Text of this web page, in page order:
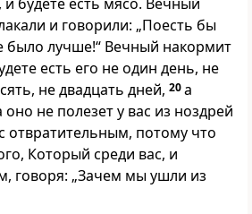
и говорили: „Поесть бы
было лучше!“ Вечный накормит
есть его не один день, не
не двадцать дней, 20а
не полезет у вас из ноздрей
отвратительным, потому что
Который среди вас, и
говоря: „Зачем мы ушли из